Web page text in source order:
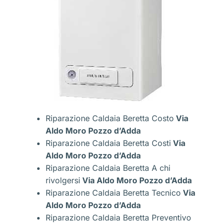
Riparazione Caldaia Beretta Costo Via
Aldo Moro Pozzo d’Adda
Riparazione Caldaia Beretta Costi Via
Aldo Moro Pozzo d’Adda
Riparazione Caldaia Beretta A chi
rivolgersi Via Aldo Moro Pozzo d’Adda
Riparazione Caldaia Beretta Tecnico Via
Aldo Moro Pozzo d’Adda
Riparazione Caldaia Beretta Preventivo